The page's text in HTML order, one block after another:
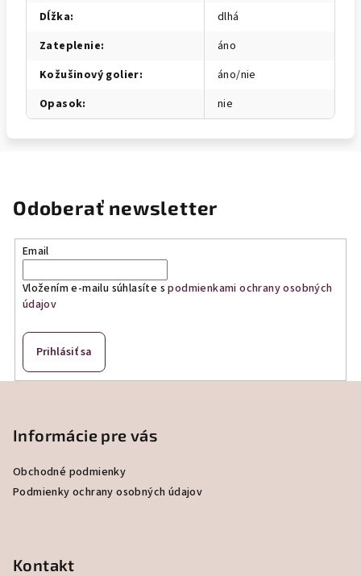
Dĺžka:
dlhá
Zateplenie:
áno
Kožušinový golier:
áno/nie
Opasok: nie
Odoberať newsletter
Email
Vložením e-mailu súhlasíte spodmienkami ochrany osobných
údajov
Prihlásiť sa
Informácie pre vás
Obchodné podmienky
Podmienky ochrany osobných údajov
Kontakt